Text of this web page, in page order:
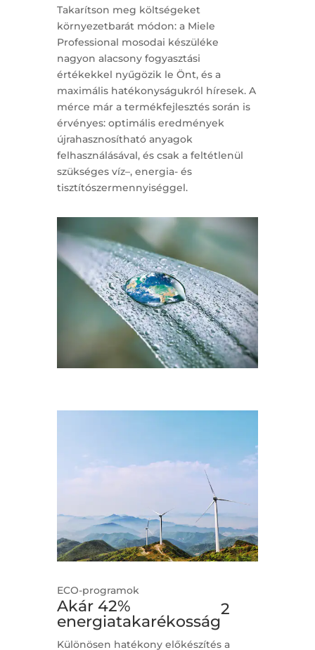
Takarítson meg költségeket
környezetbarát módon: a Miele
Professional mosodai készüléke
nagyon alacsony fogyasztási
értékekkel nyűgözik le Önt, és a
maximális hatékonyságukról híresek. A
mérce már a termékfejlesztés során is
érvényes: optimális eredmények
újrahasznosítható anyagok
felhasználásával, és csak a feltétlenül
szükséges víz–, energia- és
tisztítószermennyiséggel.
ECO-programok
Akár 42%
energiatakarékosság
2
Különösen hatékony előkészítés a